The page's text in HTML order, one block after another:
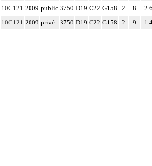
10C121 2009 public 3750 D19 C22 G158 2 8 2
10C121 2009 privé 3750 D19 C22 G158 2 9 1